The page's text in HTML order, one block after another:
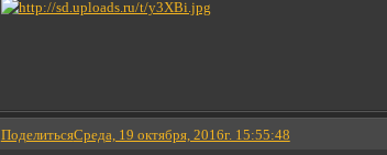
ПоделитьсяСреда, 19 октября, 2016г. 15:55:48